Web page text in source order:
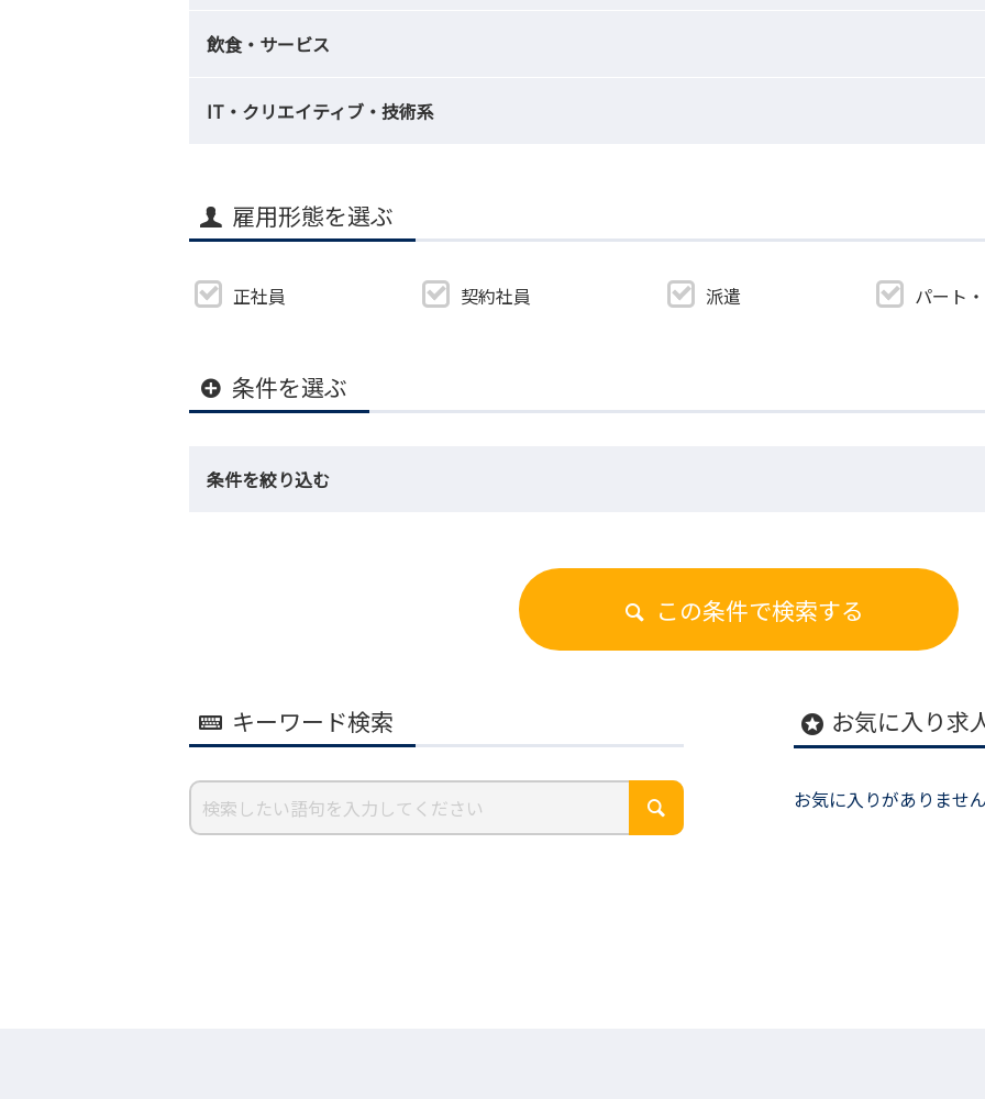
飲食・サービス
IT・クリエイティブ・技術系
雇用形態を選ぶ
正社員 契約社員 派遣 パート
条件を選ぶ
条件を絞り込む
この条件で検索する
キーワード検索 stars お気に入り求
お気に入りがありませ